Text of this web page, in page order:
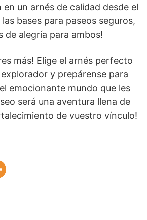
en un arnés de calidad desde el
bases para paseos seguros,
de alegría para ambos!
más! Elige el arnés perfecto
y prepárense para
emocionante mundo que les
será una aventura llena de
de vuestro vínculo!